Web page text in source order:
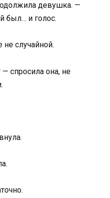
девушка. —
был… и голос.
случайной.
спросила она, не